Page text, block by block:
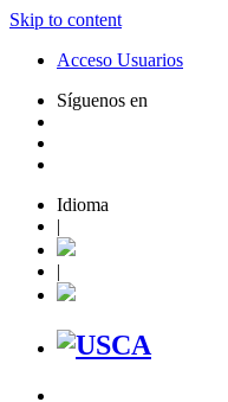
Skip to content
Acceso Usuarios
Síguenos en
Idioma
|
|